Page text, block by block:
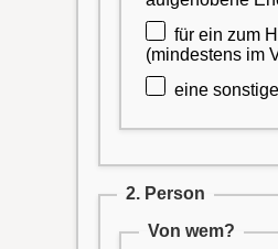
für ein zum
(mindestens im
eine
2. Person
Von wem?